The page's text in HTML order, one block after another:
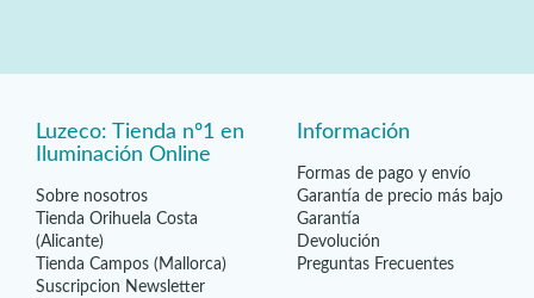
Luzeco: Tienda nº1 en
Iluminación Online
Sobre nosotros
Tienda Orihuela Costa
(Alicante)
Tienda Campos (Mallorca)
Suscripcion Newsletter
Información
Formas de pago y envío
Garantía de precio más bajo
Garantía
Devolución
Preguntas Frecuentes